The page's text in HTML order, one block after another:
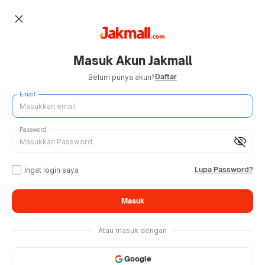
close
Masuk Akun Jakmall
Belum punya akun?Daftar
Email
visibility_off
Password
Ingat login saya Lupa Password?
Masuk
Atau masuk dengan
Google